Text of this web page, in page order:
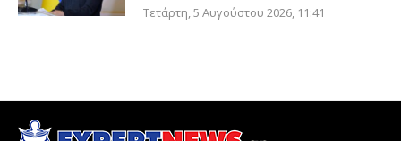
Τετάρτη, 5 Αυγούστου 2026, 11:41